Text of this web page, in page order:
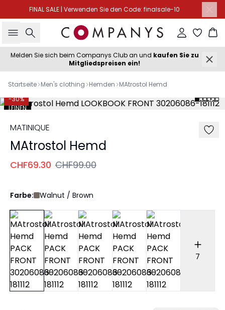
FINAL SALE | Verwenden Sie den Code: finalsale-10
Suche Einloggen
Melden Sie sich beim Companys Club an und kaufen Sie zu
Mitgliedspreisen ein!
Startseite Men's clothing Hemden MAtrostol Hemd
LEINEN
-30%
MATINIQUE
MAtrostol Hemd
CHF69.30 CHF99.00
Farbe: Walnut / Brown
7